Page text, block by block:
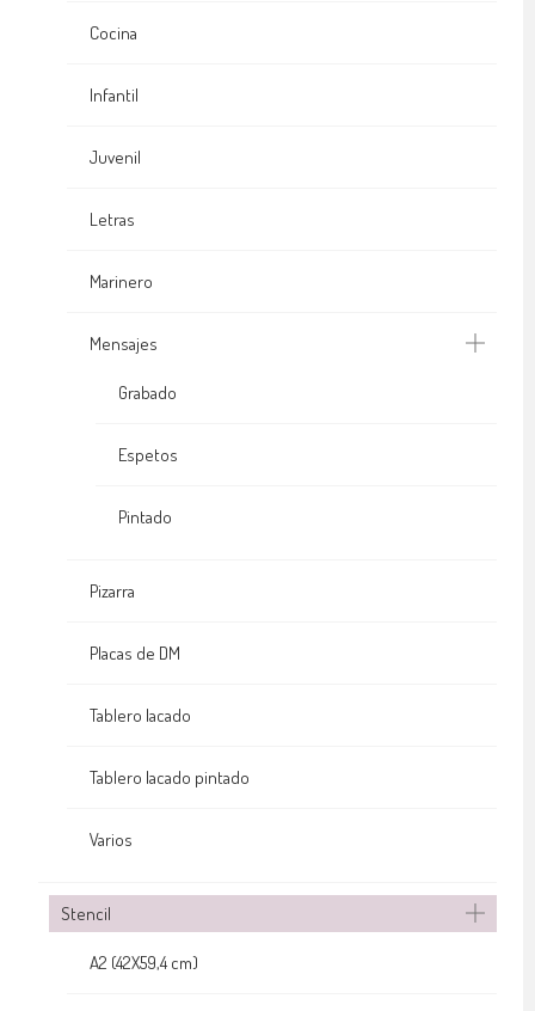
Cocina
Infantil
Juvenil
Letras
Marinero
Mensajes
Grabado
Espetos
Pintado
Pizarra
Placas de DM
Tablero lacado
Tablero lacado pintado
Varios
Stencil
A2 (42X59,4 cm)